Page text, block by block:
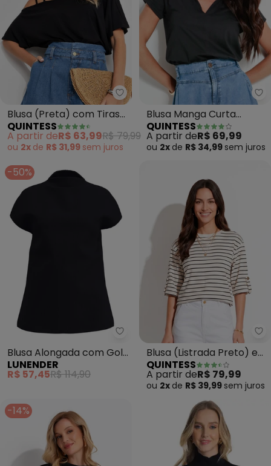
Quintess - Blusa (Preta) com
Blusa (Preta) com Tiras
no Ombro
QUINTESS
A partir deR$ 63,99R$ 79,99
ou 2x de R$ 31,99 sem juros
Blusa Manga Curta
(Preta)
QUINTESS
A partir deR$ 69,99
ou 2x de R$ 34,99 sem juros
-50%
Lunender - Blusa Alongada
Blusa Alongada com Gola
Alta (Preto)
LUNENDER
R$ 57,45R$ 114,90
Blusa (Listrada Preto) em
Moletinho
QUINTESS
A partir deR$ 79,99
ou 2x de R$ 39,99 sem juros
-14%